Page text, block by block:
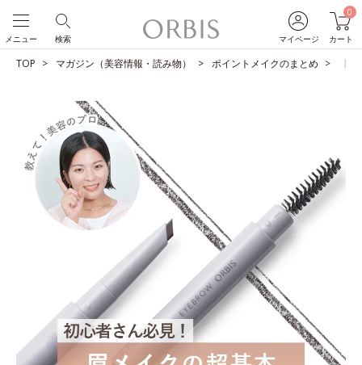
マイページ
0
カート
検索
メニュー
TOP マガジン（美容情報・読み物） ポイントメイクのまとめ 【